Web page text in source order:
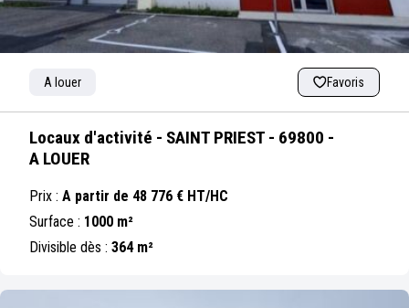
A louer Favoris
Locaux d'activité - SAINT PRIEST - 69800 -
A LOUER
Prix : A partir de 48 776 € HT/HC
Surface : 1000 m²
Divisible dès : 364 m²